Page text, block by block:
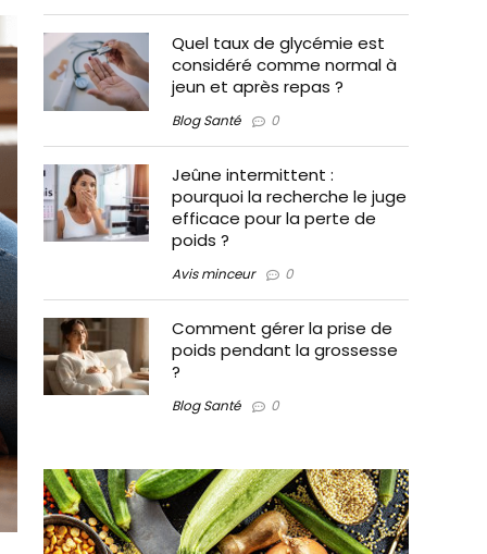
Quel taux de glycémie est
considéré comme normal à
jeun et après repas ?
Blog Santé 0
Jeûne intermittent :
pourquoi la recherche le juge
efficace pour la perte de
poids ?
Avis minceur 0
Comment gérer la prise de
poids pendant la grossesse
?
Blog Santé 0